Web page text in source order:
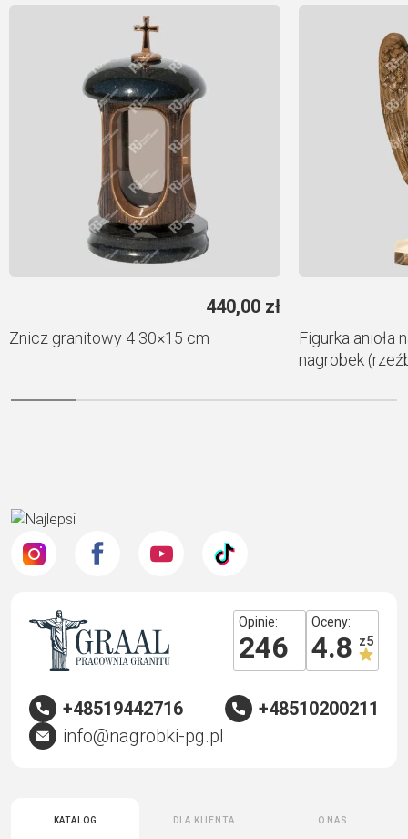
440,00 zł
Znicz granitowy 4 30×15 cm
Figurka anioła
nagrobek
Katalog Dla klienta O nas
Opinie:
246
Oceny:
4.8 z 5
+48519442716
+48510200211
info@nagrobki-pg.pl